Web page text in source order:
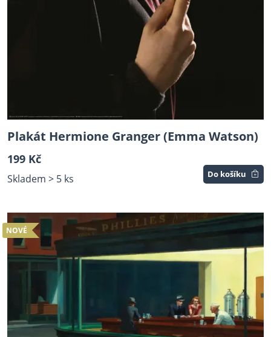
Plakát Hermione Granger (Emma Watson)
199 Kč
Skladem > 5 ks Do košíku
NOVÉ